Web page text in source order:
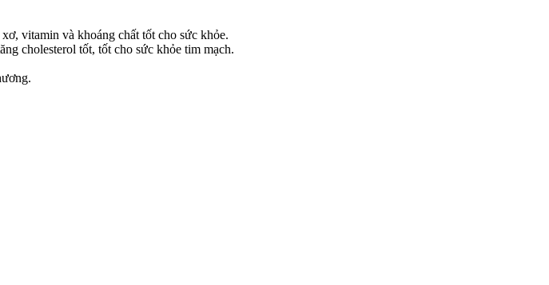
vitamin và khoáng chất tốt cho sức khỏe.
cholesterol tốt, tốt cho sức khỏe tim mạch.